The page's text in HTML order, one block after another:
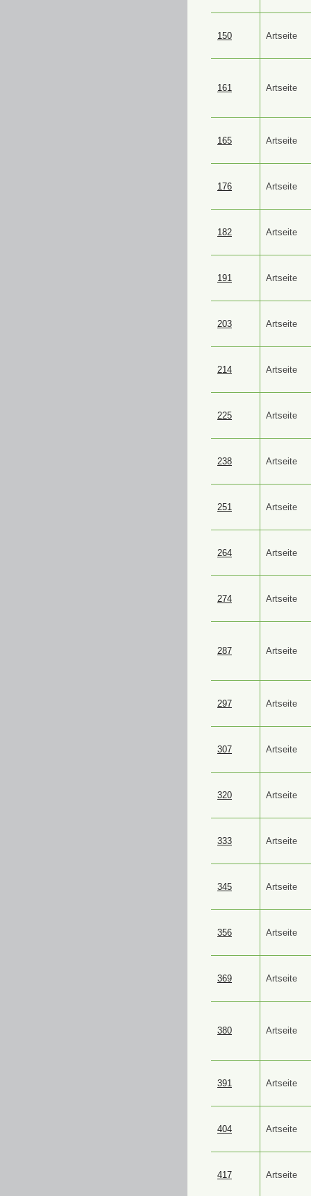
150 Artseite
161 Artseite
165 Artseite
176 Artseite
182 Artseite
191 Artseite
203 Artseite
214 Artseite
225 Artseite
238 Artseite
251 Artseite
264 Artseite
274 Artseite
287 Artseite
297 Artseite
307 Artseite
320 Artseite
333 Artseite
345 Artseite
356 Artseite
369 Artseite
380 Artseite
391 Artseite
404 Artseite
417 Artseite